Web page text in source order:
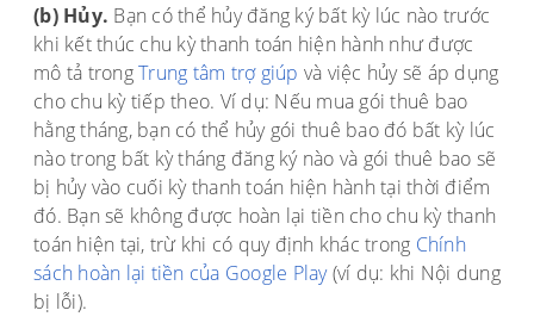
(b) Hủy. Bạn có thể hủy đăng ký bất kỳ lúc nào trước
khi kết thúc chu kỳ thanh toán hiện hành như được
mô tả trongTrung tâm trợ giúp và việc hủy sẽ áp dụng
cho chu kỳ tiếp theo. Ví dụ: Nếu mua gói thuê bao
hằng tháng, bạn có thể hủy gói thuê bao đó bất kỳ lúc
nào trong bất kỳ tháng đăng ký nào và gói thuê bao sẽ
bị hủy vào cuối kỳ thanh toán hiện hành tại thời điểm
đó. Bạn sẽ không được hoàn lại tiền cho chu kỳ thanh
toán hiện tại, trừ khi có quy định khác trong Chính
sách hoàn lại tiền của Google Play(ví dụ: khi Nội dung
bị lỗi).